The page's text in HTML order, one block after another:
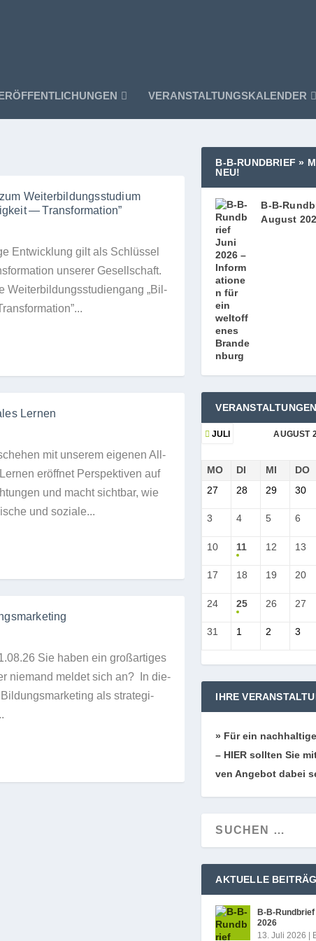
VERANSTALTUNGSKALENDER
Weiterbildungsstudium
— Transformation”
Ent­wick­lung gilt als Schlüs­sel
unse­rer Gesell­schaft.
Wei­ter­bil­dungs­stu­di­en­gang „Bil­
Lernen
mit unse­rem eige­nen All­
eröff­net Per­spek­ti­ven auf
und macht sicht­bar, wie
und soziale...
Sie haben ein groß­ar­ti­ges
nie­mand mel­det sich an? In die­
als stra­te­gi­
B‑B‑RUNDBRIEF »
NEU!
B‑B-
August
VERANSTALTUNGEN
JULI AUGUST
MO DI MI DO
27
28 29 30
3 4 5 6
10 11 12 13
17 18 19 20
24 25 26 27
31 1 2 3
IHRE
» Für ein
– HIER soll­ten Sie
ven Ange­bot dabei
AKTUELLE
B‑B-
2026
13. Juli 2026